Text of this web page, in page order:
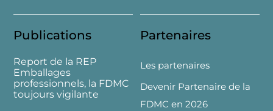
Publications
Report de la REP
Emballages
professionnels, la FDMC
toujours vigilante
Partenaires
Les partenaires
Devenir Partenaire de la
FDMC en 2026